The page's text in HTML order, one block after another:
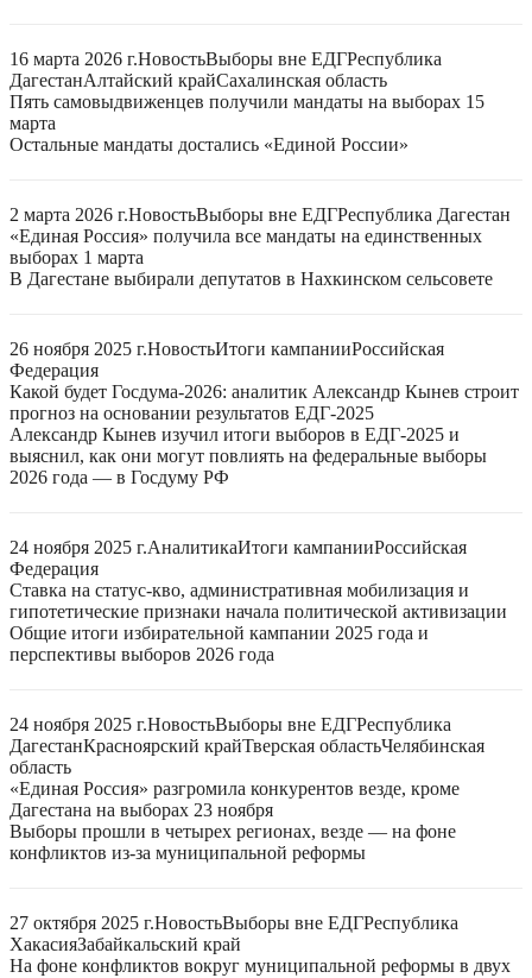
16 марта 2026 г.НовостьВыборы вне ЕДГРеспублика
ДагестанАлтайский крайСахалинская область
Пять самовыдвиженцев получили мандаты на выборах 15
марта
Остальные мандаты достались «Единой России»
2 марта 2026 г.НовостьВыборы вне ЕДГРеспублика Дагестан
«Единая Россия» получила все мандаты на единственных
выборах 1 марта
В Дагестане выбирали депутатов в Нахкинском сельсовете
26 ноября 2025 г.НовостьИтоги кампанииРоссийская
Федерация
Какой будет Госдума-2026: аналитик Александр Кынев строит
прогноз на основании результатов ЕДГ-2025
Александр Кынев изучил итоги выборов в ЕДГ-2025 и
выяснил, как они могут повлиять на федеральные выборы
2026 года — в Госдуму РФ
24 ноября 2025 г.АналитикаИтоги кампанииРоссийская
Федерация
Ставка на статус-кво, административная мобилизация и
гипотетические признаки начала политической активизации
Общие итоги избирательной кампании 2025 года и
перспективы выборов 2026 года
24 ноября 2025 г.НовостьВыборы вне ЕДГРеспублика
ДагестанКрасноярский крайТверская областьЧелябинская
область
«Единая Россия» разгромила конкурентов везде, кроме
Дагестана на выборах 23 ноября
Выборы прошли в четырех регионах, везде — на фоне
конфликтов из-за муниципальной реформы
27 октября 2025 г.НовостьВыборы вне ЕДГРеспублика
ХакасияЗабайкальский край
На фоне конфликтов вокруг муниципальной реформы в двух